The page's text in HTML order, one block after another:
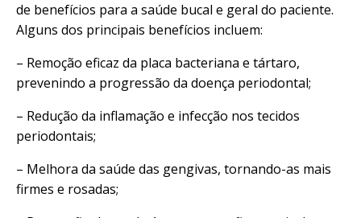
de benefícios para a saúde bucal e geral do paciente.
Alguns dos principais benefícios incluem:
– Remoção eficaz da placa bacteriana e tártaro,
prevenindo a progressão da doença periodontal;
– Redução da inflamação e infecção nos tecidos
periodontais;
– Melhora da saúde das gengivas, tornando-as mais
firmes e rosadas;